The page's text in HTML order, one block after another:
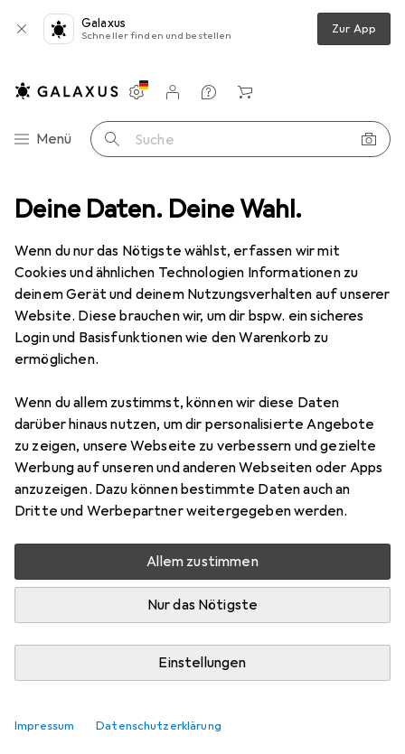
Deine Daten. Deine Wahl.
Wenn du nur das Nötigste wählst, erfassen wir mit
Cookies und ähnlichen Technologien Informationen zu
deinem Gerät und deinem Nutzungsverhalten auf unserer
Website. Diese brauchen wir, um dir bspw. ein sicheres
Login und Basisfunktionen wie den Warenkorb zu
ermöglichen.
Wenn du allem zustimmst, können wir diese Daten
darüber hinaus nutzen, um dir personalisierte Angebote
zu zeigen, unsere Webseite zu verbessern und gezielte
Werbung auf unseren und anderen Webseiten oder Apps
anzuzeigen. Dazu können bestimmte Daten auch an
Dritte und Werbepartner weitergegeben werden.
Allem zustimmen
Nur das Nötigste
Einstellungen
Impressum Datenschutzerklärung
Galaxus
Schneller finden und bestellen Zur App
Navigation nach Kategorien
Menü Suche
Einstellungen
Kundenkonto
Vergleichslisten
Merklisten
Warenkorb
Aspero 2 Kissenbezüge aus Streifen-Flanell 60x60 cm Salta - 9049
7 Bilder
Aspero2 Kissenbezüge aus Streifen-
Flanell 60x60 cm Salta - 9049
60 x 60 cm
Preis in EUR inkl. MwSt.
EUR
24,95
1
Bewertungen Marke
Mehr von Aspero
Mehr als 10 Stück an Lager beim Drittanbieter
Lieferort angeben für genaue Lieferzeit
NORMANIDE
In den Warenkorb